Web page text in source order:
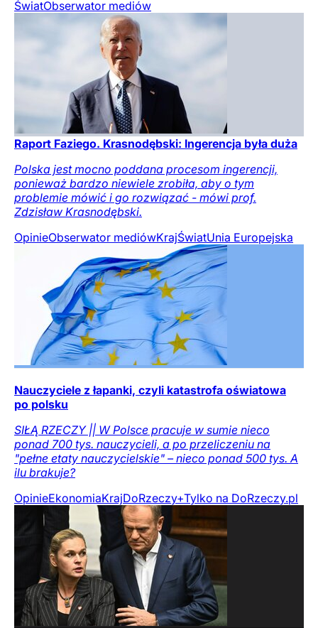
ŚwiatObserwator mediów
Raport Faziego. Krasnodębski: Ingerencja była duża
Polska jest mocno poddana procesom ingerencji,
ponieważ bardzo niewiele zrobiła, aby o tym
problemie mówić i go rozwiązać - mówi prof.
Zdzisław Krasnodębski.
OpinieObserwator mediówKrajŚwiatUnia Europejska
Nauczyciele z łapanki, czyli katastrofa oświatowa
po polsku
SIŁĄ RZECZY || W Polsce pracuje w sumie nieco
ponad 700 tys. nauczycieli, a po przeliczeniu na
"pełne etaty nauczycielskie" – nieco ponad 500 tys. A
ilu brakuje?
OpinieEkonomiaKrajDoRzeczy+Tylko na DoRzeczy.pl